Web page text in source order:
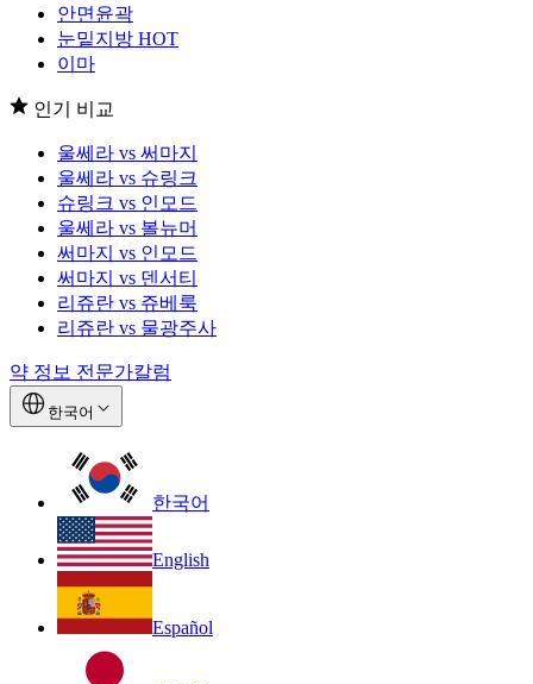
안면윤곽
눈밑지방 HOT
이마
인기 비교
울쎄라 vs 써마지
울쎄라 vs 슈링크
슈링크 vs 인모드
울쎄라 vs 볼뉴머
써마지 vs 인모드
써마지 vs 덴서티
리쥬란 vs 쥬베룩
리쥬란 vs 물광주사
약 정보 전문가칼럼
한국어
한국어
English
Español